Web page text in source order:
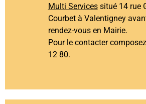
Multi Servicessitué 14 rue
Courbet à Valentigney
rendez-vous en Mairie.
Pour le contacter
12 80.